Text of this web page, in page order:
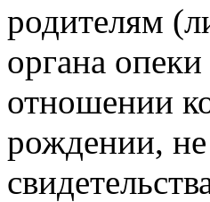
родителям
органа
отношении
рождении,